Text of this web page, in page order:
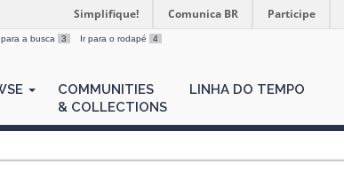
Simplifique! Comunica BR Participe
para a busca 3 Ir para o rodapé 4
COMMUNITIES
& COLLECTIONS
LINHA DO TEMPO